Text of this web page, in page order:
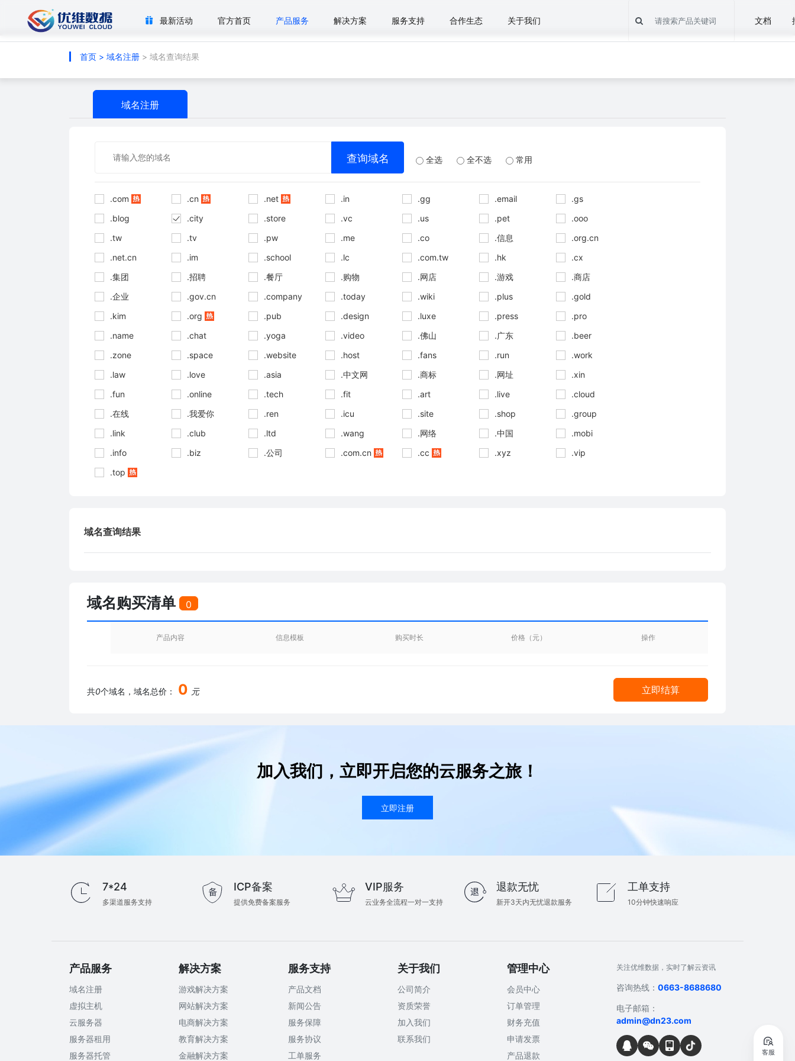
最新活动 官方首页 产品服务 解决方案 服务支持 合作生态 关于我们 文档
首页 > 域名注册 > 域名查询结果
域名注册
全选 全不选 常用
.com .cn .net .in .gg .email
.gs
.blog
.city .store .vc .us .pet
.ooo
.tw
.tv .pw .me .co .信息
.org.cn
.net.cn
.im .school .lc .com.tw .hk
.cx
.集团
.招聘 .餐厅 .购物 .网店 .游戏
.商店
.企业
.gov.cn .company .today .wiki .plus
.gold
.kim
.org .pub .design .luxe .press
.pro
.name
.chat .yoga .video .佛山 .广东
.beer
.zone
.space .website .host .fans .run
.work
.law
.love .asia .中文网 .商标 .网址
.xin
.fun
.online .tech .fit .art .live
.cloud
.在线
.我爱你 .ren .icu .site .shop
.group
.link
.club .ltd .wang .网络 .中国
.mobi
.info
.biz .公司 .com.cn .cc .xyz
.vip
.top
域名查询结果
域名购买清单 0
产品内容 信息模板 购买时长 价格（元） 操作
共0个域名，域名总价： 0 元 立即结算
加入我们，立即开启您的云服务之旅！
立即注册
7*24
多渠道服务支持
ICP备案
提供免费备案服务
VIP服务
云业务全流程一对一支持
退款无忧
新开3天内无忧退款服务
工单支持
10分钟快速响应
产品服务
域名注册
虚拟主机
云服务器
服务器租用
服务器托管
解决方案
游戏解决方案
网站解决方案
电商解决方案
教育解决方案
金融解决方案
服务支持
产品文档
新闻公告
服务保障
服务协议
工单服务
关于我们
公司简介
资质荣誉
加入我们
联系我们
管理中心
会员中心
订单管理
财务充值
申请发票
产品退款
关注优维数据，实时了解云资讯
咨询热线： 0663-8688680
电子邮箱：
admin@dn23.com
客服